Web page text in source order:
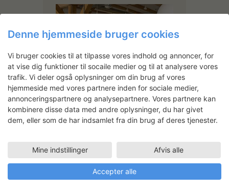
Lone Arendal er uddannet
keramiker ved Skolen for
Kunsthåndværk i 1972 og har
siden 1977 arbejdet som
Denne hjemmeside bruger cookies
Vi bruger cookies til at tilpasse vores indhold og annoncer, for
at vise dig funktioner til socaile medier og til at analysere vores
trafik. Vi deler også oplysninger om din brug af vores
hjemmeside med vores partnere inden for sociale medier,
annonceringspartnere og analysepartnere. Vores partnere kan
kombinere disse data med andre oplysninger, du har givet
dem, eller som de har indsamlet fra din brug af deres tjenester.
Mine indstillinger Afvis alle
Accepter alle